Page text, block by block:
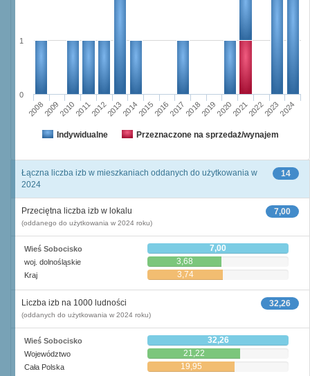
Indywidualne Przeznaczone na sprzedaż/wynajem
20082009201020112012201320142015201620172018201920202021202220232024
0
1
14
Łączna liczba izb w mieszkaniach oddanych do użytkowania w
2024
7,00
Przeciętna liczba izb w lokalu
(oddanego do użytkowania w 2024 roku)
Wieś Sobocisko 7,00
woj. dolnośląskie 3,68
Kraj 3,74
32,26
Liczba izb na 1000 ludności
(oddanych do użytkowania w 2024 roku)
Wieś Sobocisko 32,26
Województwo 21,22
Cała Polska 19,95